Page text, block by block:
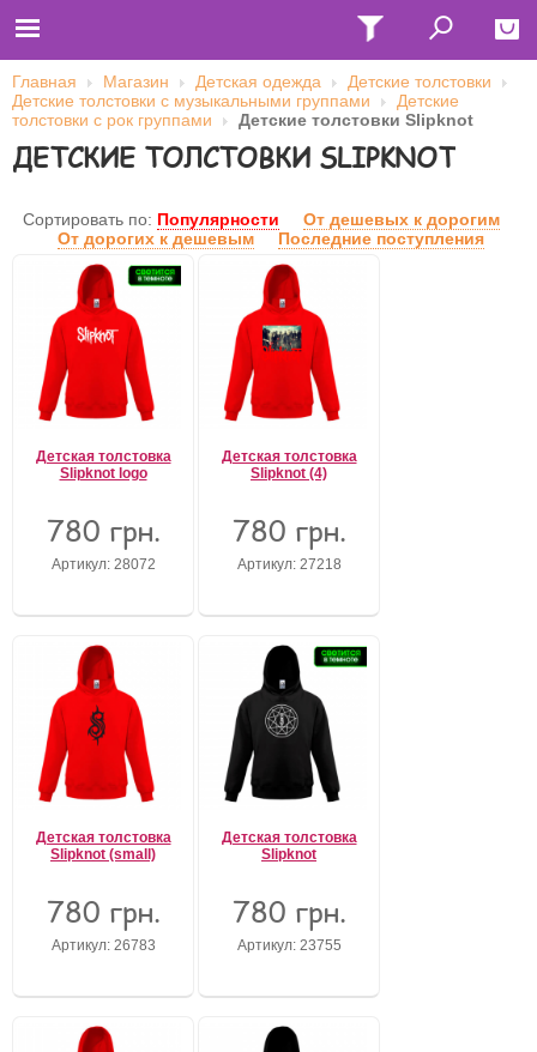
Главная
Футболки
Свитшоты
Лонгсливы
Бейсболки
Оплата и доставка
Сотрудничество
Имя пользователя (логин)
Главная Магазин Детская одежда
Детские толстовки
Детские толстовки с музыкальными группами
Детские
толстовки с рок группами
Детские толстовки Slipknot
ДЕТСКИЕ ТОЛСТОВКИ SLIPKNOT
Сортировать по: Популярности
От дешевых к дорогим
От дорогих к дешевым
Последние поступления
Детская толстовка
Slipknot logo
780 грн.
Артикул: 28072
Детская толстовка
Slipknot (4)
780 грн.
Артикул: 27218
Детская толстовка
Slipknot (small)
780 грн.
Артикул: 26783
Детская толстовка
Slipknot
780 грн.
Артикул: 23755